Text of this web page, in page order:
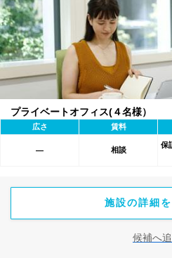
プライベートオフィス(４名様）
広さ 賃料
― 相談
保
施設の詳細
候補へ